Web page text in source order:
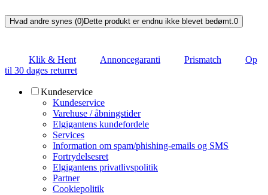
Hvad andre synes (0)Dette produkt er endnu ikke blevet bedømt. 0
Klik & Hent Annoncegaranti Prismatch
Op
til 30 dages returret
Kundeservice
Kundeservice
Varehuse / åbningstider
Elgigantens kundefordele
Services
Information om spam/phishing-emails og SMS
Fortrydelsesret
Elgigantens privatlivspolitik
Partner
Cookiepolitik